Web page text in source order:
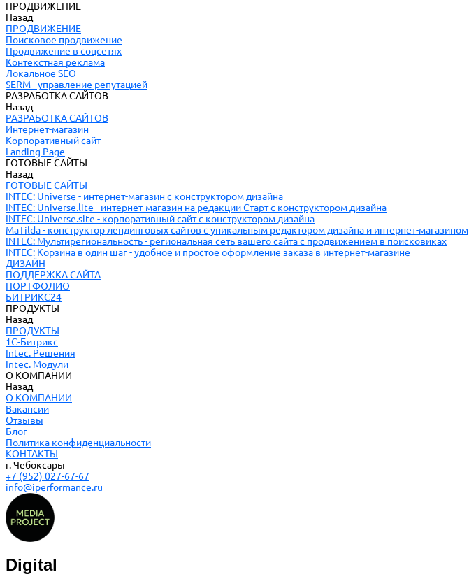
ПРОДВИЖЕНИЕ
Назад
ПРОДВИЖЕНИЕ
Поисковое продвижение
Продвижение в соцсетях
Контекстная реклама
Локальное SEO
SERM - управление репутацией
РАЗРАБОТКА САЙТОВ
Назад
РАЗРАБОТКА САЙТОВ
Интернет-магазин
Корпоративный сайт
Landing Page
ГОТОВЫЕ САЙТЫ
Назад
ГОТОВЫЕ САЙТЫ
INTEC: Universe - интернет-магазин с конструктором дизайна
INTEC: Universe.lite - интернет-магазин на редакции Старт с конструктором дизайна
INTEC: Universe.site - корпоративный сайт с конструктором дизайна
MaTilda - конструктор лендинговых сайтов с уникальным редактором дизайна и интернет-магазином
INTEC: Мультирегиональность - региональная сеть вашего сайта с продвижением в поисковиках
INTEC: Корзина в один шаг - удобное и простое оформление заказа в интернет-магазине
ДИЗАЙН
ПОДДЕРЖКА САЙТА
ПОРТФОЛИО
БИТРИКС24
ПРОДУКТЫ
Назад
ПРОДУКТЫ
1С-Битрикс
Intec. Решения
Intec. Модули
О КОМПАНИИ
Назад
О КОМПАНИИ
Вакансии
Отзывы
Блог
Политика конфиденциальности
КОНТАКТЫ
г. Чебоксары
+7 (952) 027-67-67
info@iperformance.ru
Digital